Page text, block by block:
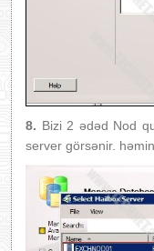
8. Bizi 2 ədəd Nod
server görsənir.